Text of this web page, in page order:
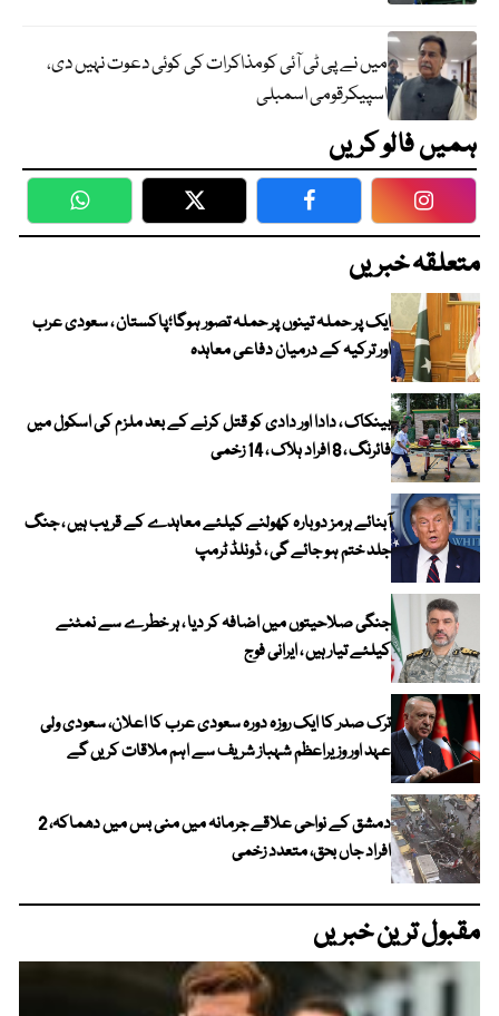
میں نے پی ٹی آئی کومذاکرات کی کوئی دعوت نہیں دی،
اسپیکرقومی اسمبلی
ہمیں فالو کریں
WhatsApp Twitter Facebook
متعلقہ خبریں
ایک پر حملہ تینوں پر حملہ تصور ہوگا؛پاکستان ، سعودی عرب
اور ترکیہ کے درمیان دفاعی معاہدہ
بینکاک ، دادا اور دادی کو قتل کرنے کے بعد ملزم کی اسکول میں
فائرنگ ، 8 افراد ہلاک ، 14 زخمی
آبنائے ہرمز دوبارہ کھولنے کیلئے معاہدے کے قریب ہیں ، جنگ
جلد ختم ہو جائے گی ، ڈونلڈ ٹرمپ
جنگی صلاحیتوں میں اضافہ کر دیا ، ہر خطرے سے نمٹنے
کیلئے تیار ہیں ، ایرانی فوج
ترک صدر کا ایک روزہ دورہ سعودی عرب کا اعلان، سعودی ولی
عہد اور وزیراعظم شہباز شریف سے اہم ملاقات کریں گے
دمشق کے نواحی علاقے جرمانہ میں منی بس میں دھماکہ، 2
افراد جاں بحق، متعدد زخمی
مقبول ترین خبریں